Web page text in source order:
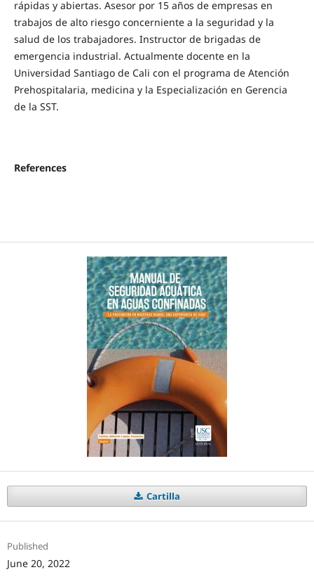
rápidas y abiertas. Asesor por 15 años de empresas en
trabajos de alto riesgo concerniente a la seguridad y la
salud de los trabajadores. Instructor de brigadas de
emergencia industrial. Actualmente docente en la
Universidad Santiago de Cali con el programa de Atención
Prehospitalaria, medicina y la Especialización en Gerencia
de la SST.
References
Cartilla
Published
June 20, 2022